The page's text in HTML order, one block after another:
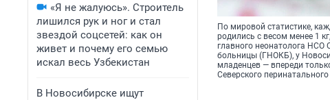
«Я не жалуюсь». Строитель
лишился рук и ног и стал
звездой соцсетей: как он
живет и почему его семью
искал весь Узбекистан
В Новосибирске ищут
По мировой статистике,
родились с весом менее 1
главного неонатолога
больницы (ГНОКБ), у
младенцев — впереди
Северского